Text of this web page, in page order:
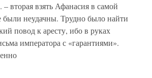
вторая взять Афанасия в самой
неудачны. Трудно было найти
повод к аресту, ибо в руках
императора с «гарантиями».